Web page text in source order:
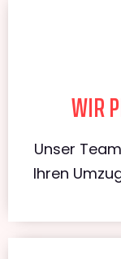
WIR
Unser
Ihren